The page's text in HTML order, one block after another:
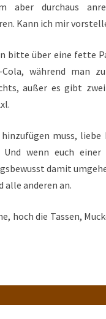
aber durchaus
Kann ich mir
bitte über eine fette
Cola, während man
außer es gibt
muss, liebe
Und wenn euch
damit
alle anderen an.
hoch die Tassen,